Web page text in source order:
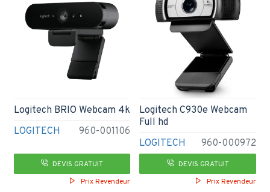
LOGITECH 960-001106
Logitech BRIO Webcam 4k
DEVIS GRATUIT
Prix Revendeur
LOGITECH 960-000972
Logitech C930e Webcam
Full hd
DEVIS GRATUIT
Prix Revendeur